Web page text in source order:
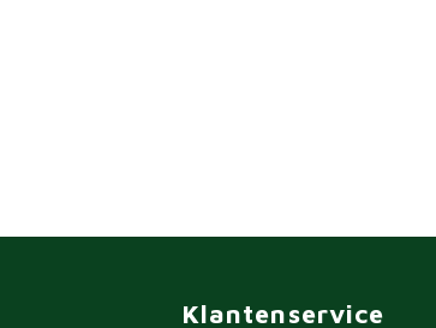
Klantenservice